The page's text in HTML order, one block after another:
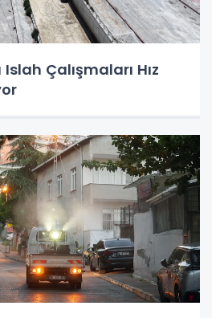
Çalışmaları Hız